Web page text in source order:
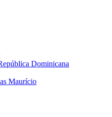
Dominicana
Maurício